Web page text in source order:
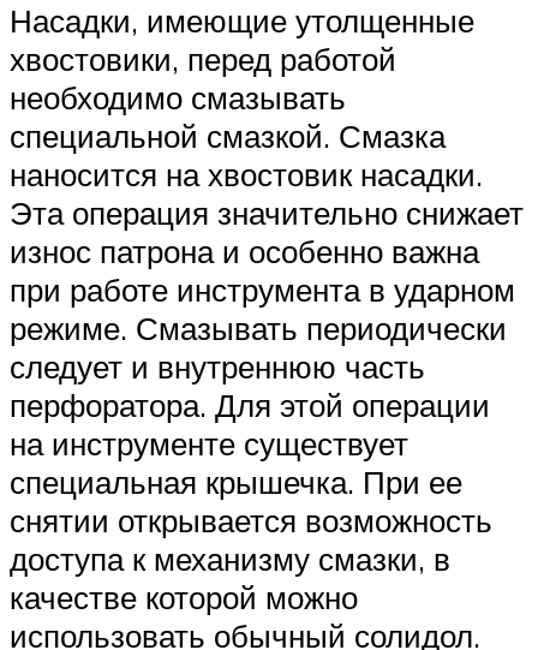
Насадки, имеющие утолщенные
хвостовики, перед работой
необходимо смазывать
специальной смазкой. Смазка
наносится на хвостовик насадки.
Эта операция значительно снижает
износ патрона и особенно важна
при работе инструмента в ударном
режиме. Смазывать периодически
следует и внутреннюю часть
перфоратора. Для этой операции
на инструменте существует
специальная крышечка. При ее
снятии открывается возможность
доступа к механизму смазки, в
качестве которой можно
использовать обычный солидол.